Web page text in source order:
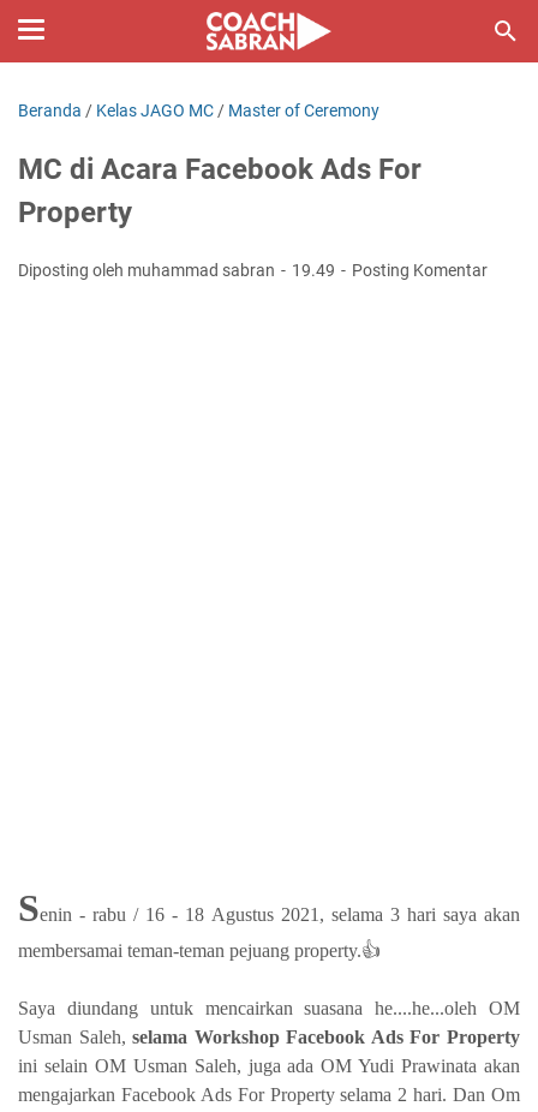
Beranda / Kelas JAGO MC / Master of Ceremony
MC di Acara Facebook Ads For
Property
Diposting oleh muhammad sabran 19.49 Posting Komentar
Senin - rabu / 16 - 18 Agustus 2021, selama 3 hari saya akan
membersamai teman-teman pejuang property.👍
Saya diundang untuk mencairkan suasana he....he...oleh OM
Usman Saleh,selama Workshop Facebook Ads For Property
ini selain OM Usman Saleh, juga ada OM Yudi Prawinata akan
mengajarkan Facebook Ads For Property selama 2 hari. Dan Om